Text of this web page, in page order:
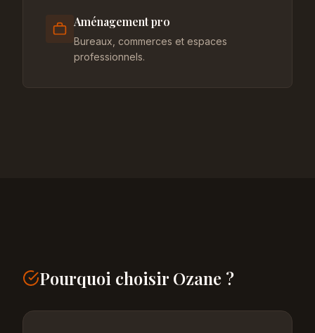
Aménagement pro
Bureaux, commerces et espaces
professionnels.
Pourquoi choisir Ozane ?